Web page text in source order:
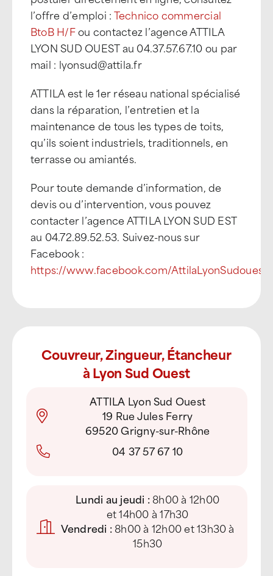
l’offre d’emploi :Technico commercial
BtoB H/Fou contactez l’agence ATTILA
LYON SUD OUEST au 04.37.57.67.10 ou par
mail : lyonsud@attila.fr
ATTILA est le 1er réseau national spécialisé
dans la réparation, l’entretien et la
maintenance de tous les types de toits,
qu’ils soient industriels, traditionnels, en
terrasse ou amiantés.
Pour toute demande d’information, de
devis ou d’intervention, vous pouvez
contacter l’agence ATTILA LYON SUD EST
au 04.72.89.52.53. Suivez-nous sur
Facebook :
https://www.facebook.com/AttilaLyonSudouest/
Couvreur, Zingueur, Étancheur
à Lyon Sud Ouest
ATTILA Lyon Sud Ouest
19 Rue Jules Ferry
69520 Grigny-sur-Rhône
04 37 57 67 10
Lundi au jeudi :8h00 à 12h00
et 14h00 à 17h30
Vendredi :8h00 à 12h00 et 13h30 à
15h30